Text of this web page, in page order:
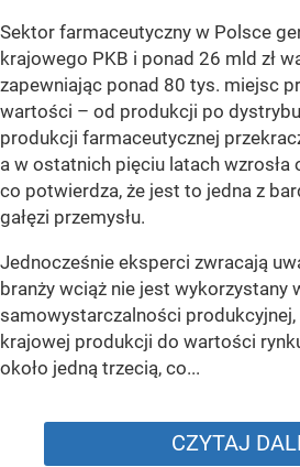
Sektor farmaceutyczny w Polsce
krajowego PKB i ponad 26 mld zł
zapewniając ponad 80 tys. miejsc
wartości – od produkcji po
produkcji farmaceutycznej
a w ostatnich pięciu latach wzrosła
co potwierdza, że jest to jedna z
gałęzi przemysłu.
Jednocześnie eksperci zwracają
branży wciąż nie jest wykorzystany
samowystarczalności
krajowej produkcji do wartości
około jedną trzecią, co...
CZYTAJ